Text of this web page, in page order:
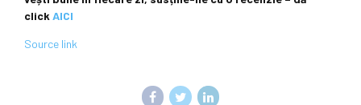
click AICI
Source link